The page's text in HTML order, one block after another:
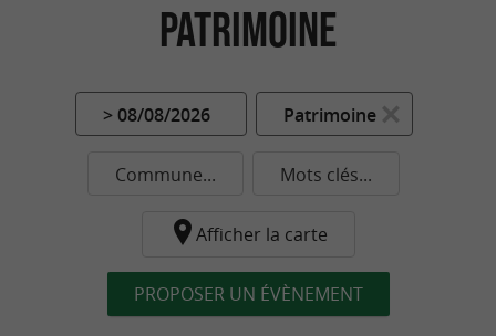
Patrimoine
> 08/08/2026 Patrimoine
Commune... Mots clés...
Afficher la carte
PROPOSER UN ÉVÈNEMENT